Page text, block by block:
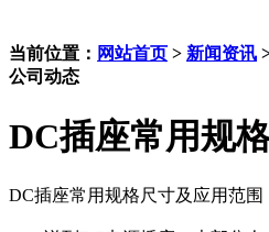
当前位置： 网站首页 > 新闻资讯
公司动态
DC插座常用规
DC插座常用规格尺寸及应用范围